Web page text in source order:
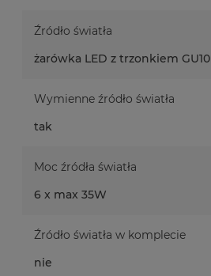
Źródło światła
żarówka LED z trzonkiem GU10
Wymienne źródło światła
tak
Moc źródła światła
6 x max 35W
Źródło światła w komplecie
nie